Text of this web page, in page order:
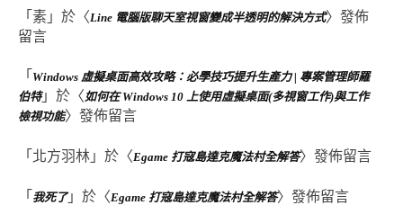
「 素 」於〈Line 電腦版聊天室視窗變成半透明的解決方式〉發佈
留言
「 Windows 虛擬桌面高效攻略：必學技巧提升生產力 | 專案管理師羅
伯特」於〈如何在 Windows 10 上使用虛擬桌面(多視窗工作)與工作
檢視功能〉發佈留言
「 北方羽林 」於〈Egame 打寇島達克魔法村全解答〉發佈留言
「 我死了」於〈Egame 打寇島達克魔法村全解答〉發佈留言